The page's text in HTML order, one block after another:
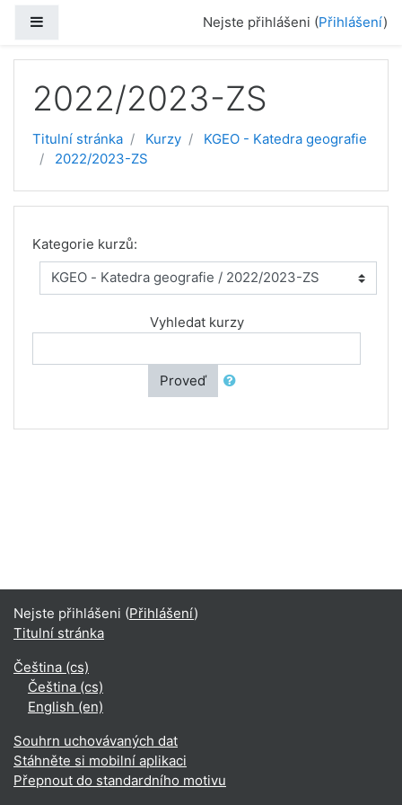
Nejste přihlášeni (Přihlášení)
2022/2023-ZS
Titulní stránka Kurzy
KGEO - Katedra geografie
2022/2023-ZS
Kategorie kurzů:
Vyhledat kurzy
Proveď
Nejste přihlášeni (Přihlášení)
Titulní stránka
Čeština ‎(cs)‎
Čeština ‎(cs)‎
English ‎(en)‎
Souhrn uchovávaných dat
Stáhněte si mobilní aplikaci
Přepnout do standardního motivu